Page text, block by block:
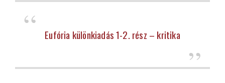
Eufória különkiadás 1-2. rész – kritika